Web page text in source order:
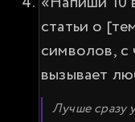
статьи о
символов,
вызывает
Лучше сразу